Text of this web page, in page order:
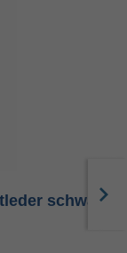
schwarz